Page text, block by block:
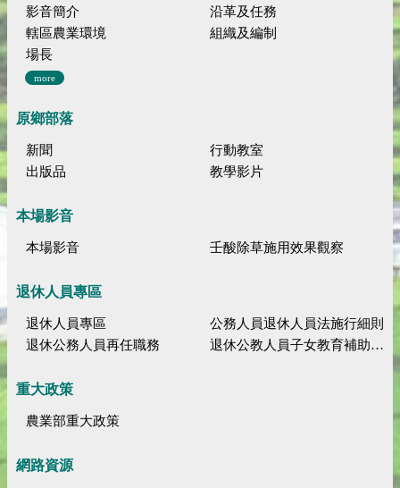
影音簡介
沿革及任務
轄區農業環境
組織及編制
場長
more
原鄉部落
新聞
行動教室
出版品
教學影片
本場影音
本場影音 壬酸除草施用效果觀察
退休人員專區
退休人員專區
公務人員退休人員法施行細則
退休公務人員再任職務
退休公教人員子女教育補助規定
重大政策
農業部重大政策
網路資源